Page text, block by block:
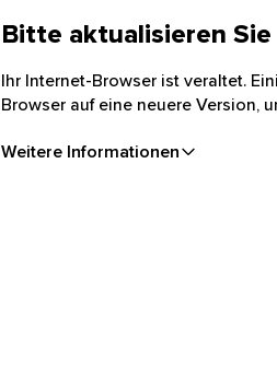
Bitte aktualisieren
Ihr Internet-Browser ist veraltet.
Sie Ihren Browser auf eine
Weitere Informationen